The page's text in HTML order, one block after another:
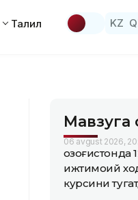
Таҳлил KZ
Мавзуга
06 avgust 2026,
ижтимоий
курсини